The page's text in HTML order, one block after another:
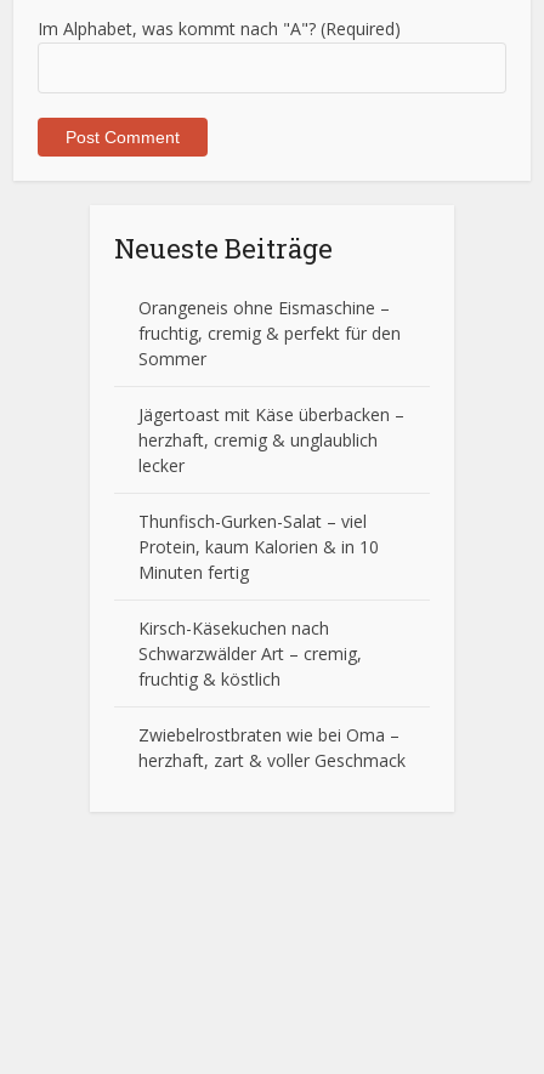
Im Alphabet, was kommt nach "A"? (Required)
Neueste Beiträge
Orangeneis ohne Eismaschine –
fruchtig, cremig & perfekt für den
Sommer
Jägertoast mit Käse überbacken –
herzhaft, cremig & unglaublich
lecker
Thunfisch-Gurken-Salat – viel
Protein, kaum Kalorien & in 10
Minuten fertig
Kirsch-Käsekuchen nach
Schwarzwälder Art – cremig,
fruchtig & köstlich
Zwiebelrostbraten wie bei Oma –
herzhaft, zart & voller Geschmack